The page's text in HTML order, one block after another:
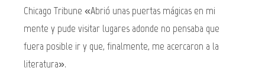
Chicago Tribune «Abrió unas puertas mágicas en mi
mente y pude visitar lugares adonde no pensaba que
fuera posible ir y que, finalmente, me acercaron a la
literatura».